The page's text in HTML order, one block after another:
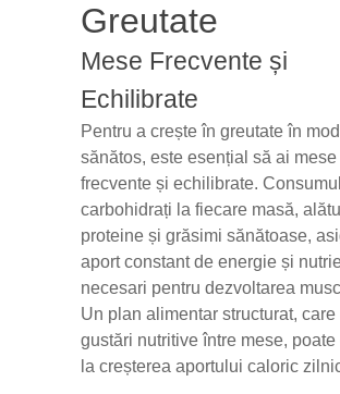
Greutate
Mese Frecvente și
Echilibrate
Pentru a crește în greutate în mod
sănătos, este esențial să ai mese
frecvente și echilibrate.
carbohidrați la fiecare masă,
proteine și grăsimi sănătoase,
aport constant de energie și
necesari pentru dezvoltarea
Un plan alimentar structurat,
gustări nutritive între mese, poate
la creșterea aportului caloric